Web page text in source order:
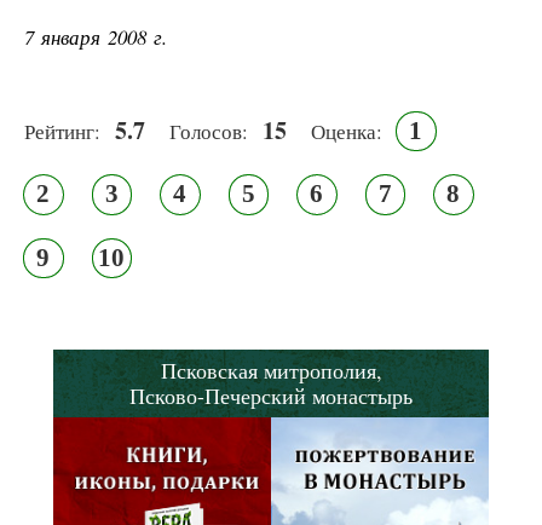
7 января 2008 г.
Рейтинг: 5.7 Голосов: 15 Оценка: 1
2 3 4 5 6 7 8
9 10
Псковская митрополия,
Псково-Печерский монастырь